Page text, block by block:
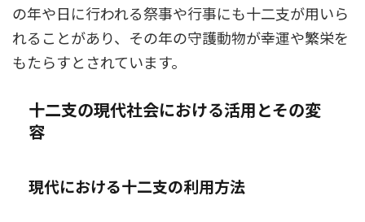
の年や日に行われる祭事や行事にも十二支が用いら
れることがあり、その年の守護動物が幸運や繁栄を
もたらすとされています。
十二支の現代社会における活用とその変
容
現代における十二支の利用方法